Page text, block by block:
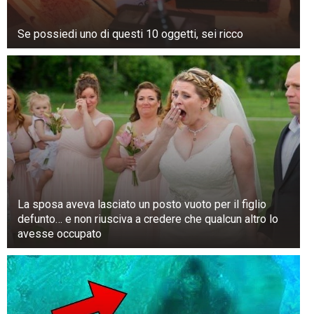
2) Crema antibatterica per i sanitari
Per pulire i sanitari, si può preparare un’ottima
crema antibatterica a base di tea tree oil, anche
detto olio di malaleuca. In una ciotola mescolate
bicarbonato di sodio (150 g) e sapone di
Marsiglia liquido (4 cucchiai), aggiungete poi
acqua (1 cucchiaio) e l’olio essenziale di tea
Se possiedi uno di questi 10 oggetti, sei ricco
La sposa aveva lasciato un posto vuoto per il figlio
defunto… e non riusciva a credere che qualcun altro lo
avesse occupato